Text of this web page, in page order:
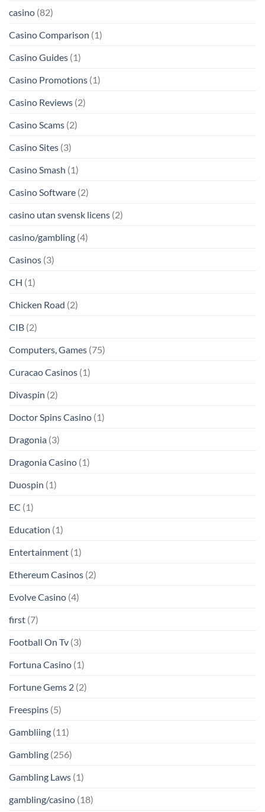
casino (82)
Casino Comparison (1)
Casino Guides (1)
Casino Promotions (1)
Casino Reviews (2)
Casino Scams (2)
Casino Sites (3)
Casino Smash (1)
Casino Software (2)
casino utan svensk licens (2)
casino/gambling (4)
Casinos (3)
CH (1)
Chicken Road (2)
CIB (2)
Computers, Games (75)
Curacao Casinos (1)
Divaspin (2)
Doctor Spins Casino (1)
Dragonia (3)
Dragonia Casino (1)
Duospin (1)
EC (1)
Education (1)
Entertainment (1)
Ethereum Casinos (2)
Evolve Casino (4)
first (7)
Football On Tv (3)
Fortuna Casino (1)
Fortune Gems 2 (2)
Freespins (5)
Gambliing (11)
Gambling (256)
Gambling Laws (1)
gambling/casino (18)